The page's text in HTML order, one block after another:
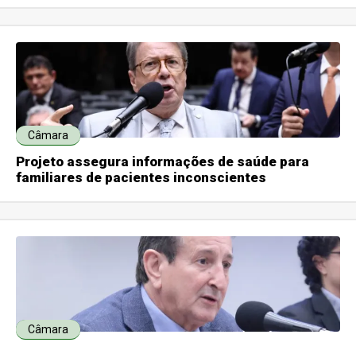
Câmara
Projeto assegura informações de saúde para
familiares de pacientes inconscientes
Câmara